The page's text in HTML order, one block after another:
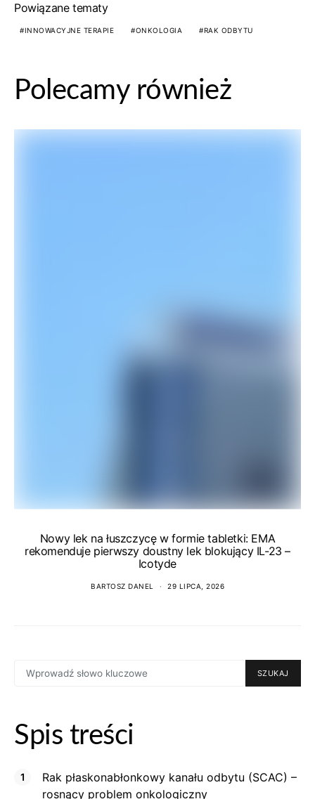
Powiązane tematy
INNOWACYJNE TERAPIE ONKOLOGIA RAK ODBYTU
Polecamy również
Nowy lek na łuszczycę w formie tabletki: EMA
rekomenduje pierwszy doustny lek blokujący IL-23 –
Icotyde
BARTOSZ DANEL 29 LIPCA, 2026
FOR:
SZUKAJ
Spis treści
Rak płaskonabłonkowy kanału odbytu (SCAC) –
rosnący problem onkologiczny